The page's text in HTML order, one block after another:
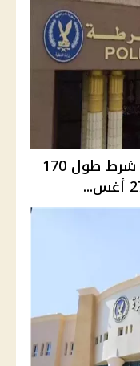
التقديم لكلية الشرطة 2026.. شرط طول 170